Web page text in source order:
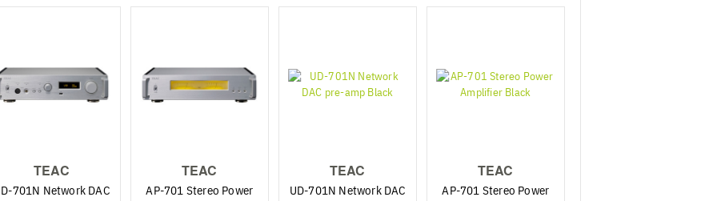
TEAC
701N Network DAC
TEAC
AP-701 Stereo Power
TEAC
UD-701N Network DAC
TEAC
AP-701 Stereo Power